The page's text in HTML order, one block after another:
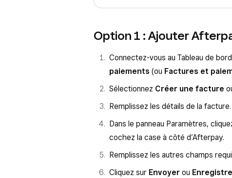
Option 1 : Ajouter
Connectez-vous au Tableau de
paiements (ou Factures et
Sélectionnez Créer une facture
Remplissez les détails de la facture.
Dans le panneau Paramètres,
cochez la case à côté d’Afterpay.
Remplissez les autres champs
Cliquez sur Envoyer ou